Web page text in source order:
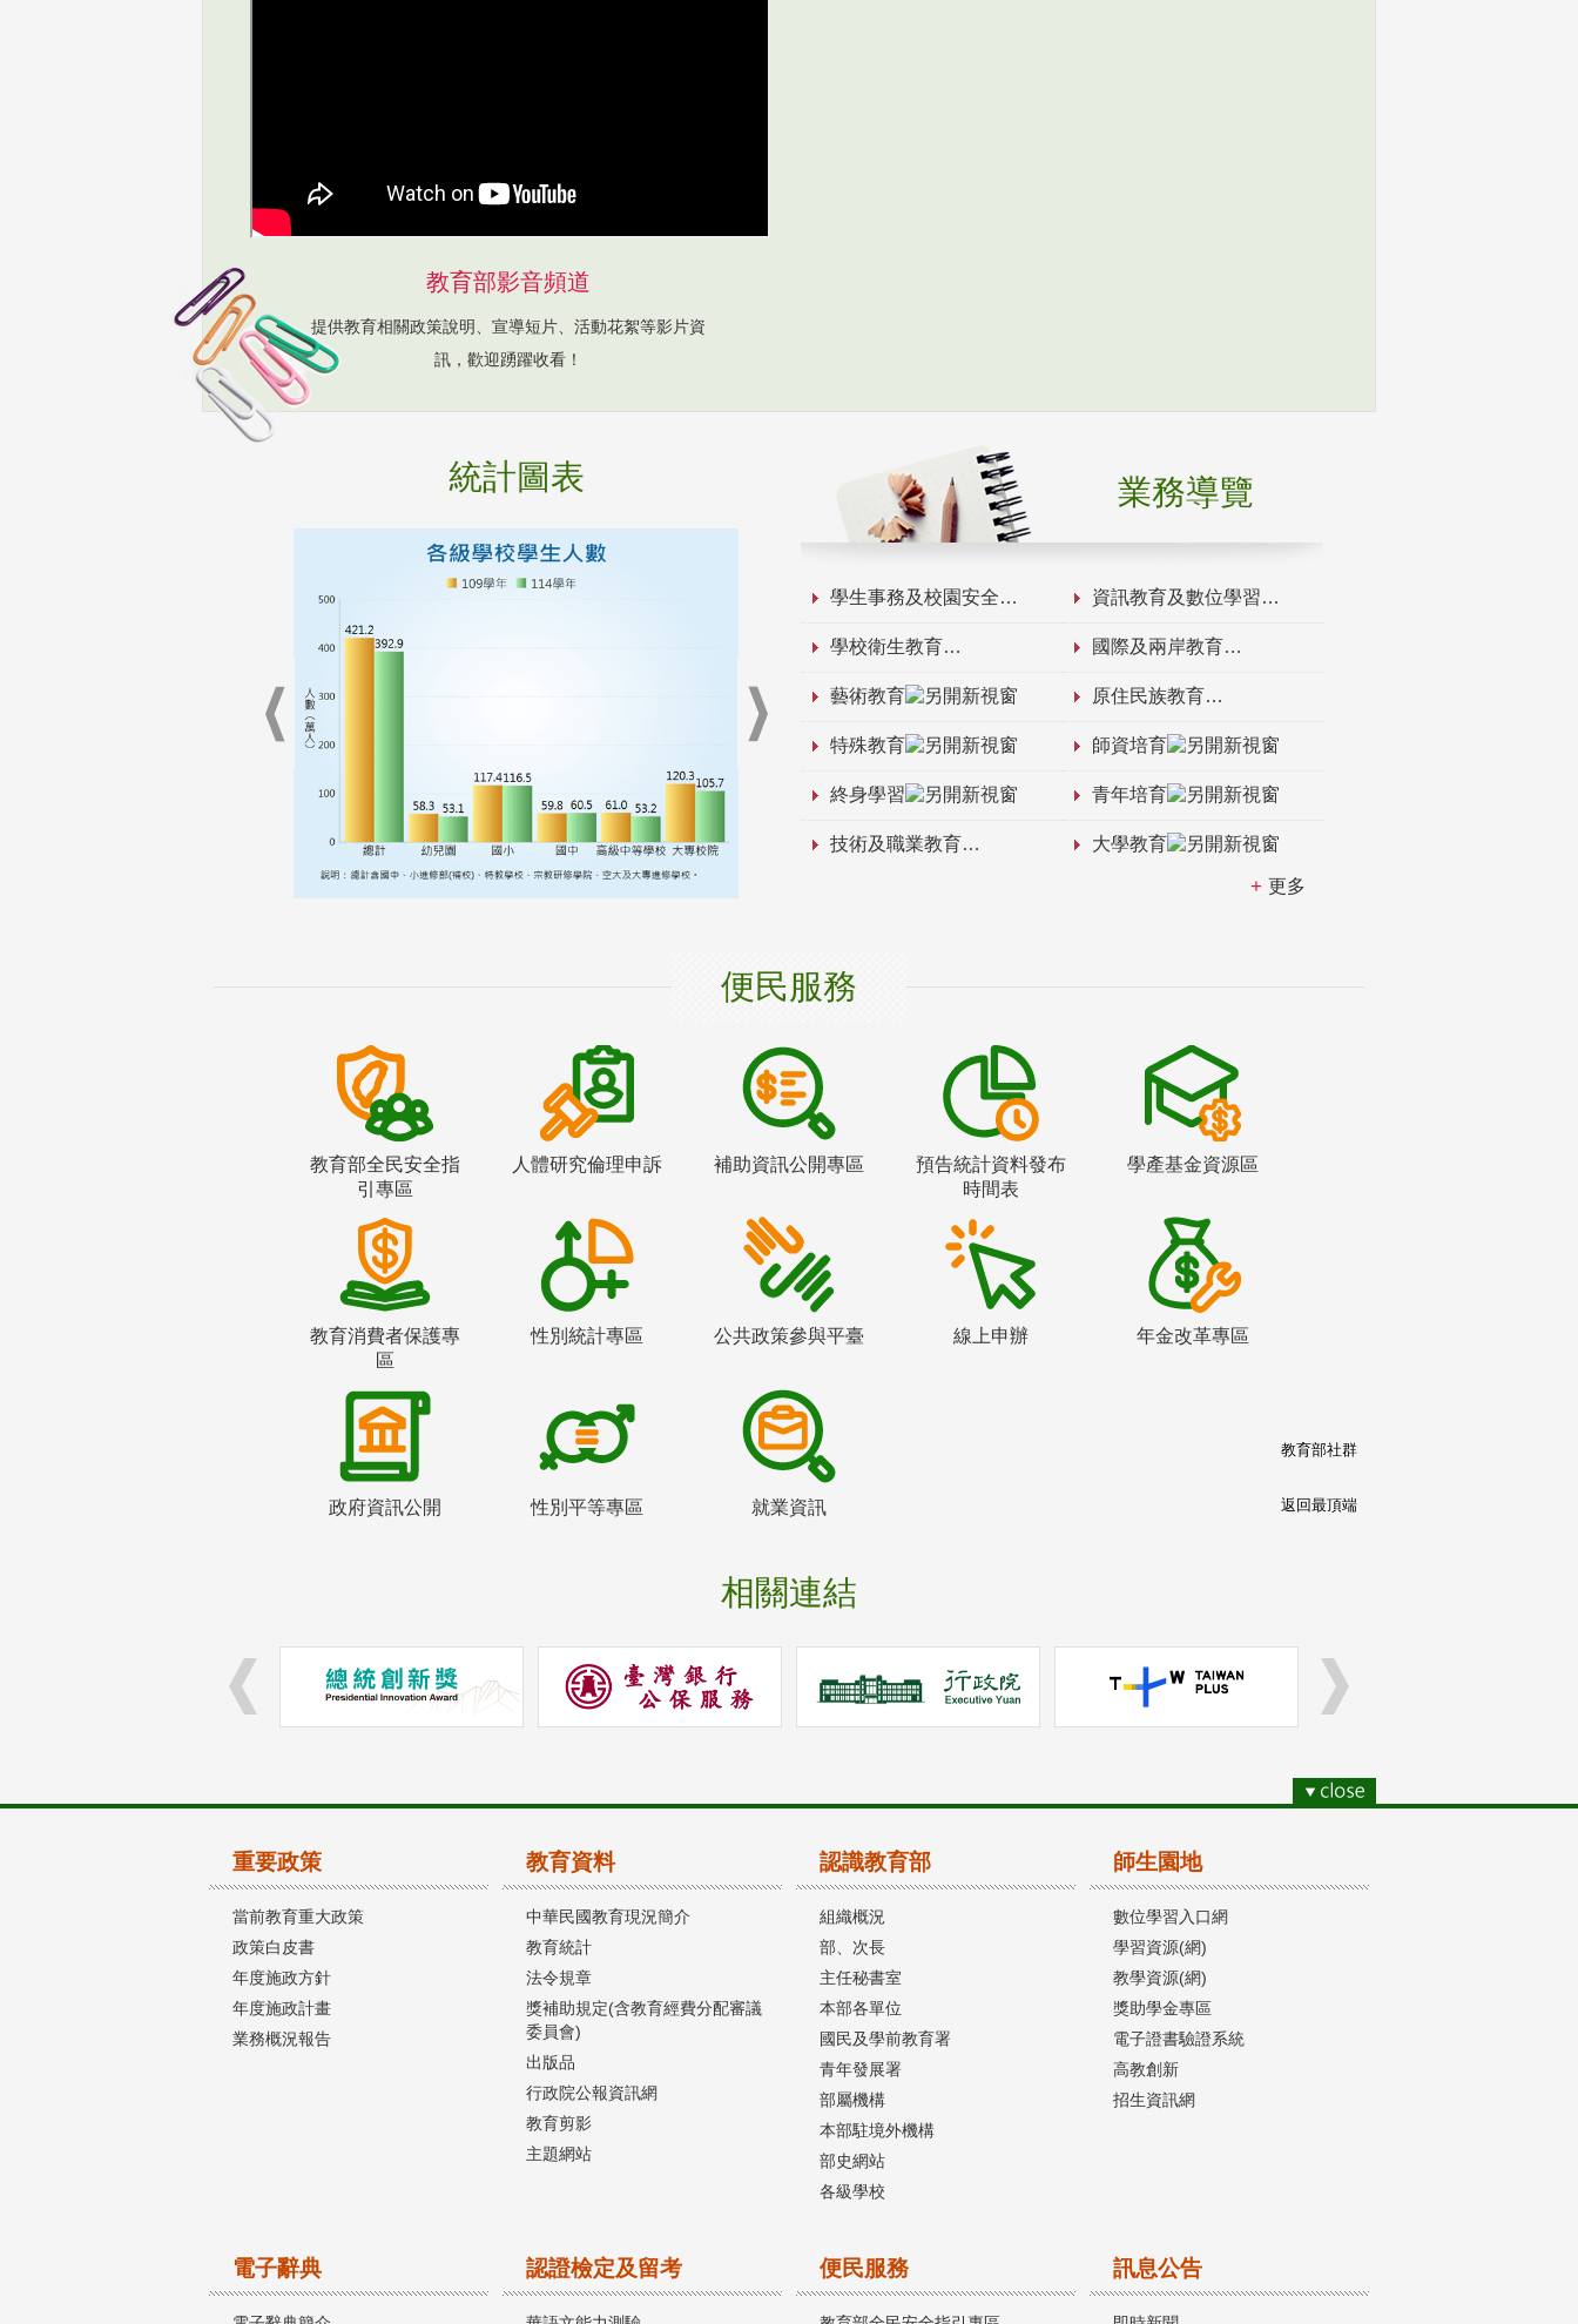
教育部影音頻道
提供教育相關政策說明、宣導短片、活動花絮等影片資
訊，歡迎踴躍收看！
統計圖表 業務導覽
學生事務及校園安全 資訊教育及數位學習
學校衛生教育 國際及兩岸教育
藝術教育 原住民族教育
特殊教育 師資培育
終身學習 青年培育
技術及職業教育 大學教育
更多
便民服務
教育部全民安全指
引專區
人體研究倫理申訴 補助資訊公開專區
預告統計資料發布
時間表
學產基金資源區
教育消費者保護專
區
性別統計專區 公共政策參與平臺 線上申辦 年金改革專區
政府資訊公開 性別平等專區 就業資訊
相關連結
教育部社群
返回最頂端
重要政策
當前教育重大政策
政策白皮書
年度施政方針
年度施政計畫
業務概況報告
教育資料
中華民國教育現況簡介
教育統計
法令規章
獎補助規定(含教育經費分配審議
委員會)
出版品
行政院公報資訊網
教育剪影
主題網站
認識教育部
組織概況
部、次長
主任秘書室
本部各單位
國民及學前教育署
青年發展署
部屬機構
本部駐境外機構
部史網站
各級學校
師生園地
數位學習入口網
學習資源(網)
教學資源(網)
獎助學金專區
電子證書驗證系統
高教創新
招生資訊網
電子辭典 認證檢定及留考 便民服務 訊息公告